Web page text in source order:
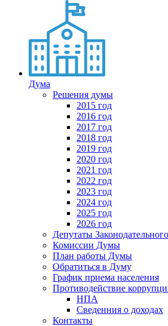
Дума
Решения думы
2015 год
2016 год
2017 год
2018 год
2019 год
2020 год
2021 год
2022 год
2023 год
2024 год
2025 год
2026 год
Депутаты
Комиссии Думы
План работы Думы
Обратиться в Думу
График приема населения
Противодействие
НПА
Сведенния о доходах
Контакты